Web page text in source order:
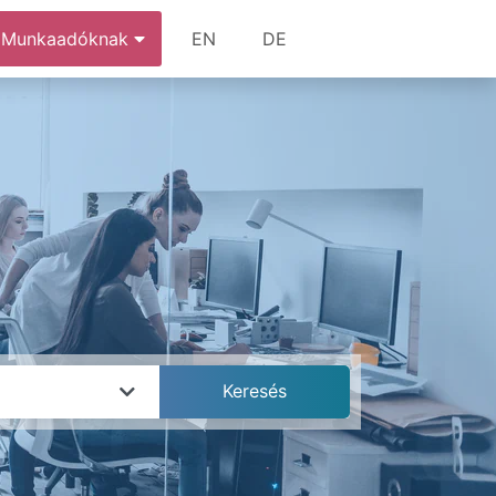
Munkaadóknak EN DE